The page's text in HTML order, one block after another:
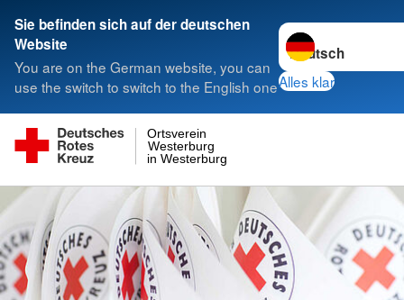
Sie befinden sich auf der deutschen
Website
You are on the German website, you can
use the switch to switch to the English one
Sprache wechseln
Alles klar
in Westerburg
Westerburg
Ortsverein